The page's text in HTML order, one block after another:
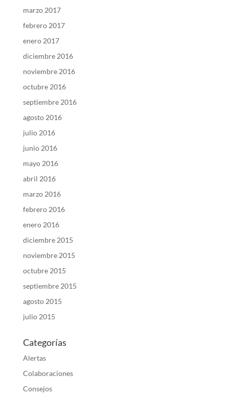
marzo 2017
febrero 2017
enero 2017
diciembre 2016
noviembre 2016
octubre 2016
septiembre 2016
agosto 2016
julio 2016
junio 2016
mayo 2016
abril 2016
marzo 2016
febrero 2016
enero 2016
diciembre 2015
noviembre 2015
octubre 2015
septiembre 2015
agosto 2015
julio 2015
Categorías
Alertas
Colaboraciones
Consejos